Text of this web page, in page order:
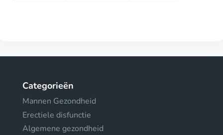
Categorieën
Mannen Gezondheid
Erectiele disfunctie
Algemene gezondheid